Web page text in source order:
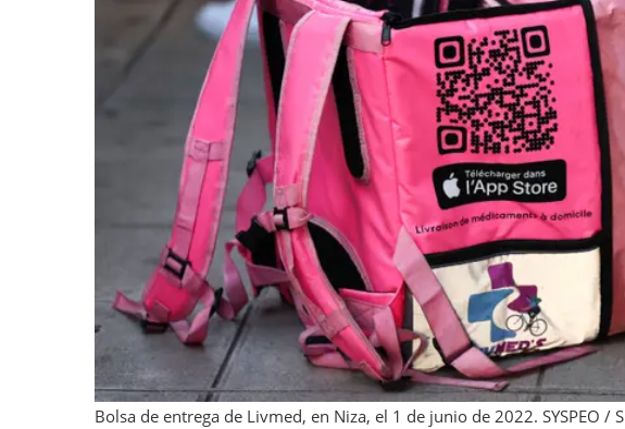
Bolsa de entrega de Livmed, en Niza, el 1 de junio de 2022. SYSPEO /